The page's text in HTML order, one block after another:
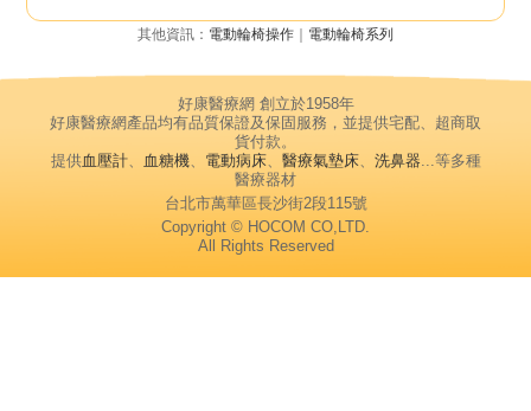
其他資訊： 電動輪椅操作 電動輪椅系列
好康醫療網 創立於1958年
好康醫療網產品均有品質保證及保固服務，並提供宅配、超商取
貨付款。
提供血壓計、 血糖機、 電動病床、 醫療氣墊床、 洗鼻器...等多種
醫療器材
台北市萬華區長沙街2段115號
Copyright © HOCOM CO,LTD.
All Rights Reserved